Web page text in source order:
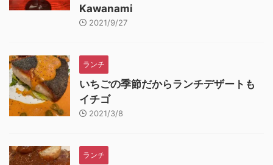
Kawanami
2021/9/27
ランチ
いちごの季節だからランチデザートも
イチゴ
2021/3/8
ランチ